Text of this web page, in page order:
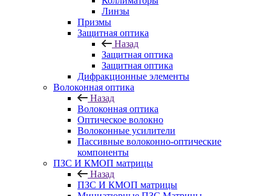
Линзы
Призмы
Защитная оптика
Назад
Защитная оптика
Защитная оптика
Дифракционные элементы
Волоконная оптика
Назад
Волоконная оптика
Оптическое волокно
Волоконные усилители
Пассивные волоконно-оптические
компоненты
ПЗС И КМОП матрицы
Назад
ПЗС И КМОП матрицы